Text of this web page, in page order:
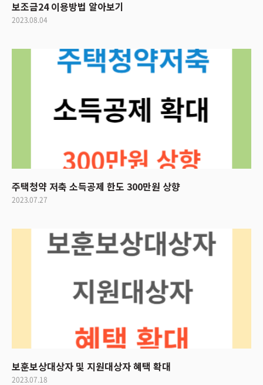
보조금24 이용방법 알아보기
2023.08.04
주택청약 저축 소득공제 한도 300만원 상향
2023.07.27
보훈보상대상자 및 지원대상자 혜택 확대
2023.07.18